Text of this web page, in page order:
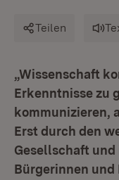
Teilen
„Wissenschaft
Erkenntnisse zu
kommunizieren,
Erst durch den
Gesellschaft
Bürgerinnen und